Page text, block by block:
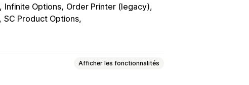
Infinite Options Order Printer (legacy)
SC Product Options
Afficher les fonctionnalités